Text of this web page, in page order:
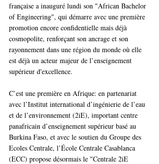
française a inauguré lundi son "African Bachelor
of Engineering", qui démarre avec une première
promotion encore confidentielle mais déjà
cosmopolite, renforçant son ancrage et son
rayonnement dans une région du monde où elle
est déjà un acteur majeur de l’enseignement
supérieur d'excellence.
C’est une première en Afrique: en partenariat
avec l’Institut international d’ingénierie de l’eau
et de l’environnement (2iE), important centre
panafricain d’enseignement supérieur basé au
Burkina Faso, et avec le soutien du Groupe des
Ecoles Centrale, l’École Centrale Casablanca
(ECC) propose désormais le "Centrale 2iE